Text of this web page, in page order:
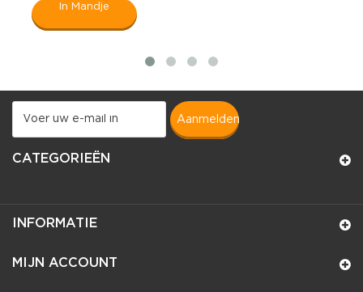
In Mandje
aanmelden
CATEGORIEËN
INFORMATIE
MIJN ACCOUNT